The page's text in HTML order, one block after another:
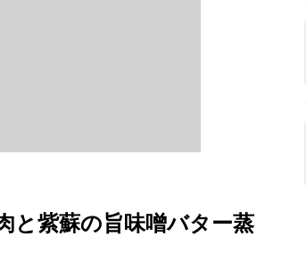
と紫蘇の旨味噌バター蒸